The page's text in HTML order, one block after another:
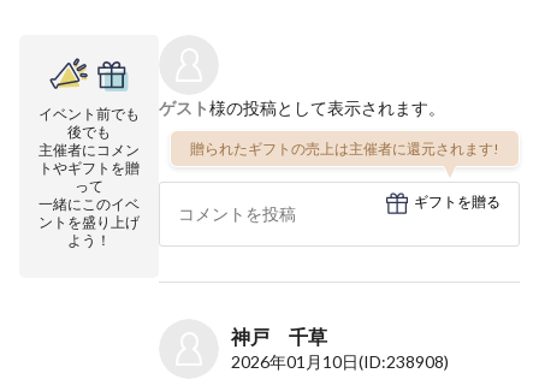
イベント前でも
後でも
主催者にコメン
トやギフトを贈
って
一緒にこのイベ
ントを盛り上げ
よう！
ゲスト様の投稿として表示されます。
贈られたギフトの売上は主催者に還元されます!
ギフトを贈る
神戸 千草
2026年01月10日(ID:238908)